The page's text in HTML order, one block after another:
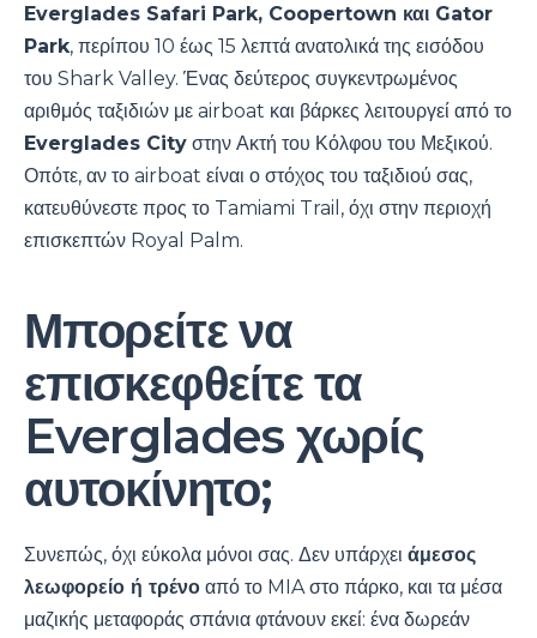
Everglades Safari Park, Coopertown και Gator
Park, περίπου 10 έως 15 λεπτά ανατολικά της εισόδου
του Shark Valley. Ένας δεύτερος συγκεντρωμένος
αριθμός ταξιδιών με airboat και βάρκες λειτουργεί από το
Everglades City στην Ακτή του Κόλφου του Μεξικού.
Οπότε, αν το airboat είναι ο στόχος του ταξιδιού σας,
κατευθύνεστε προς το Tamiami Trail, όχι στην περιοχή
επισκεπτών Royal Palm.
Μπορείτε να
επισκεφθείτε τα
Everglades χωρίς
αυτοκίνητο;
Συνεπώς, όχι εύκολα μόνοι σας. Δεν υπάρχει άμεσος
λεωφορείο ή τρένο από το MIA στο πάρκο, και τα μέσα
μαζικής μεταφοράς σπάνια φτάνουν εκεί: ένα δωρεάν